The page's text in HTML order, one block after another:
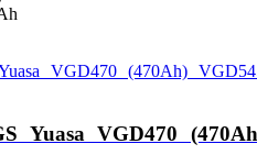
Yuasa VGD470